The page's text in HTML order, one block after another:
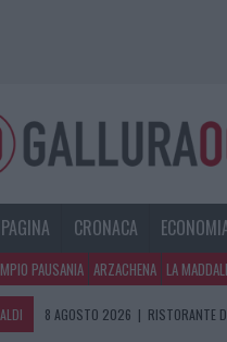
CRONACA
PAUSANIA ARZACHENA LA
8 AGOSTO 2026 | RISTORANTE